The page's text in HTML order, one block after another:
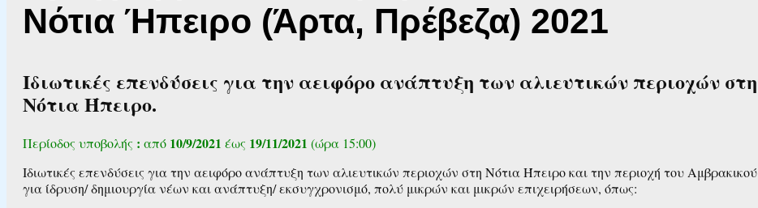
Νότια Ήπειρο (Άρτα, Πρέβεζα) 2021
Ιδιωτικές επενδύσεις για την αειφόρο ανάπτυξη των αλιευτικών περιοχών στη
Νότια Ήπειρο.
Περίοδος υποβολής : από 10/9/2021 έως 19/11/2021 (ώρα 15:00)
Ιδιωτικές επενδύσεις για την αειφόρο ανάπτυξη των αλιευτικών περιοχών στη Νότια Ήπειρο και την περιοχή του Αμβρακικού
για ίδρυση/ δημιουργία νέων και ανάπτυξη/ εκσυγχρονισμό, πολύ μικρών και μικρών επιχειρήσεων, όπως: